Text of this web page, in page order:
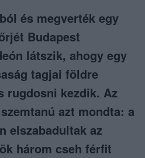
és megverték egy
Budapest
látszik, ahogy egy
tagjai földre
rugdosni kezdik. Az
azt mondta: a
elszabadultak az
három cseh férfit